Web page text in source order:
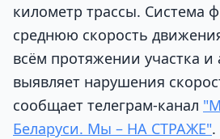
километр трассы. Система
среднюю скорость
всём протяжении участка и
выявляет нарушения
сообщает телеграм-канал
Беларуси. Мы – НА СТРАЖЕ".